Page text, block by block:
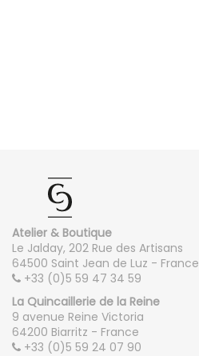
Atelier & Boutique
Le Jalday, 202 Rue des Artisans
64500 Saint Jean de Luz - France
+33 (0)5 59 47 34 59
La Quincaillerie de la Reine
9 avenue Reine Victoria
64200 Biarritz - France
+33 (0)5 59 24 07 90